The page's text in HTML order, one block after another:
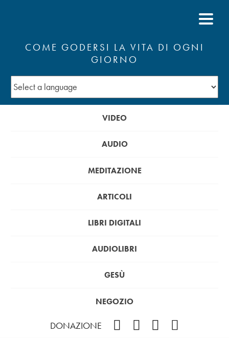
COME GODERSI LA VITA DI OGNI
GIORNO
VIDEO
AUDIO
MEDITAZIONE
ARTICOLI
LIBRI DIGITALI
AUDIOLIBRI
GESÙ
NEGOZIO
DONAZIONE